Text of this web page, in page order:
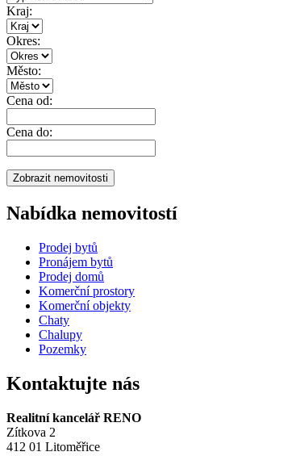
Kraj:
Okres:
Město:
Cena od:
Cena do:
Nabídka nemovitostí
Prodej bytů
Pronájem bytů
Prodej domů
Komerční prostory
Komerční objekty
Chaty
Chalupy
Pozemky
Kontaktujte nás
Realitní kancelář RENO
Zítkova 2
412 01 Litoměřice